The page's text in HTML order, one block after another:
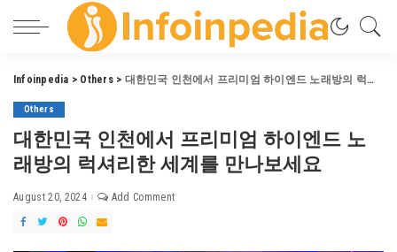
Infoinpedia > Others> 대한민국 인천에서 프리미엄 하이엔드 노래방의 럭셔리한 세계를 만나보세요
Others
대한민국 인천에서 프리미엄 하이엔드 노
래방의 럭셔리한 세계를 만나보세요
August 20, 2024 Add Comment